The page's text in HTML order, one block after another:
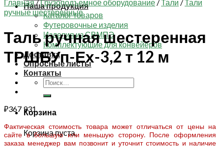
Наша продукция
Каталог товаров
Футеровочные изделия
Изделия из СВМПЭ
Комплектующие для конвейеров
Доставка
Опросные листы
Контакты
Искать:
Корзина
Корзина пуста.
Главная/Грузоподъемное оборудование /Тали /Тали
ручные шестеренные
Таль ручная шестеренная
ТРШБУп-Ех-3,2 т 12 м
₽367 931
Фактическая стоимость товара может отличаться от цены на
сайте в большую или меньшую сторону. После оформления
заказа менеджер вам позвонит и уточнит стоимость и наличие